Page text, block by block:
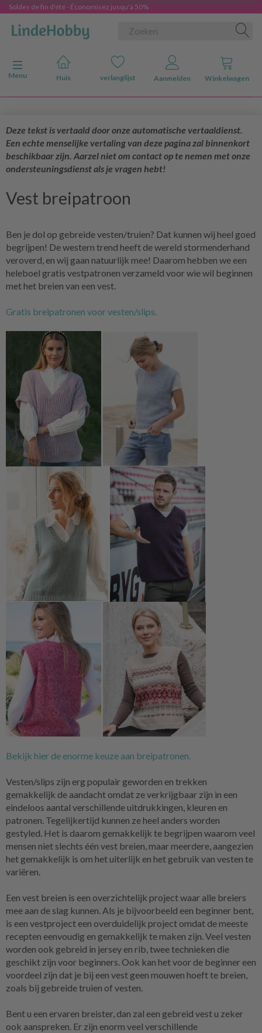
Soldes de fin d'été - Économisez jusqu'à 50%
Navigatie in-/uitschakelen
Menu
Huis verlanglijst Aanmelden Winkelwagen
Deze tekst is vertaald door onze automatische vertaaldienst.
Een echte menselijke vertaling van deze pagina zal binnenkort
beschikbaar zijn. Aarzel niet om contact op te nemen met onze
ondersteuningsdienst als je vragen hebt!
Vest breipatroon
Ben je dol op gebreide vesten/truien? Dat kunnen wij heel goed
begrijpen! De western trend heeft de wereld stormenderhand
veroverd, en wij gaan natuurlijk mee! Daarom hebben we een
heleboel gratis vestpatronen verzameld voor wie wil beginnen
met het breien van een vest.
Gratis breipatronen voor vesten/slips.
Bekijk hier de enorme keuze aan breipatronen.
Vesten/slips zijn erg populair geworden en trekken
gemakkelijk de aandacht omdat ze verkrijgbaar zijn in een
eindeloos aantal verschillende uitdrukkingen, kleuren en
patronen. Tegelijkertijd kunnen ze heel anders worden
gestyled. Het is daarom gemakkelijk te begrijpen waarom veel
mensen niet slechts één vest breien, maar meerdere, aangezien
het gemakkelijk is om het uiterlijk en het gebruik van vesten te
variëren.
Een vest breien is een overzichtelijk project waar alle breiers
mee aan de slag kunnen. Als je bijvoorbeeld een beginner bent,
is een vestproject een overduidelijk project omdat de meeste
recepten eenvoudig en gemakkelijk te maken zijn. Veel vesten
worden ook gebreid in jersey en rib, twee technieken die
geschikt zijn voor beginners. Ook kan het voor de beginner een
voordeel zijn dat je bij een vest geen mouwen hoeft te breien,
zoals bij gebreide truien of vesten.
Bent u een ervaren breister, dan zal een gebreid vest u zeker
ook aanspreken. Er zijn enorm veel verschillende